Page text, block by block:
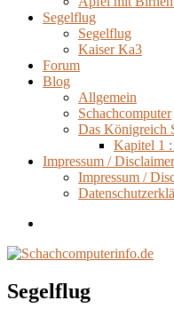
Segelflug
Segelflug
Kaiser Ka3
Forum
Blog
Allgemein
Schachcomputer
Das Königreich
Kapitel 1
Impressum / Disclaimer
Impressum /
Disclaimer
Segelflug